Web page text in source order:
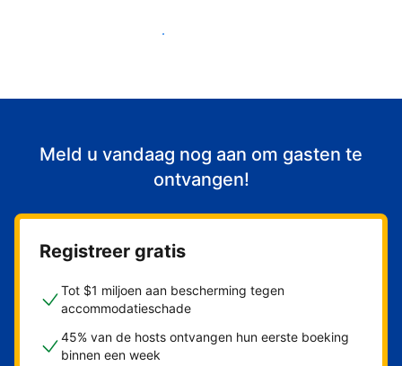
Begin met het verwelkomen van gasten
Meld u vandaag nog aan om gasten te
ontvangen!
Registreer gratis
Tot $1 miljoen aan bescherming tegen
accommodatieschade
45% van de hosts ontvangen hun eerste boeking
binnen een week